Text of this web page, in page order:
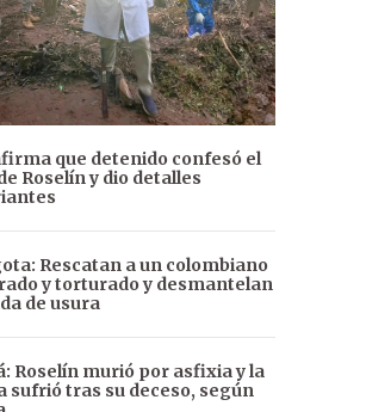
que detenido confesó el
Roselín y dio detalles
Rescatan a un colombiano
y torturado y desmantelan
de usura
Roselín murió por asfixia y la
sufrió tras su deceso, según